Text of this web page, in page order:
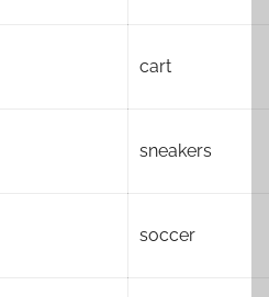
cart
sneakers
soccer